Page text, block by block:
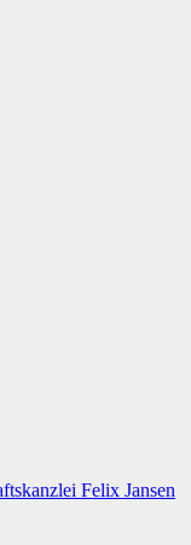
Felix Jansen